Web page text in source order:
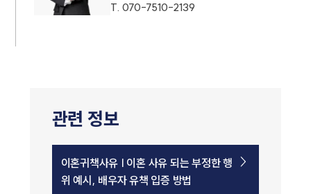
T. 070-7510-2139
관련 정보
이혼귀책사유 | 이혼 사유 되는 부정한 행
위 예시, 배우자 유책 입증 방법